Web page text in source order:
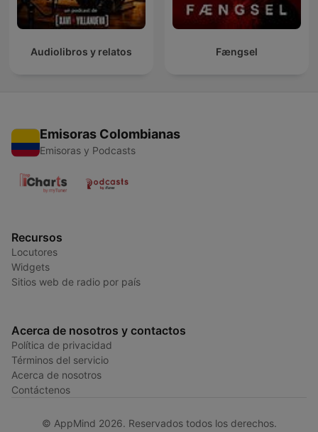
Audiolibros y relatos Fængsel
Emisoras Colombianas
Emisoras y Podcasts
Recursos
Locutores
Widgets
Sitios web de radio por país
Acerca de nosotros y contactos
Política de privacidad
Términos del servicio
Acerca de nosotros
Contáctenos
© AppMind 2026. Reservados todos los derechos.